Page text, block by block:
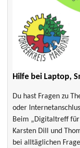
Hilfe bei Laptop,
Du hast Fragen zu
oder
Beim „Digitaltreff
Karsten Dill und
bei alltäglichen